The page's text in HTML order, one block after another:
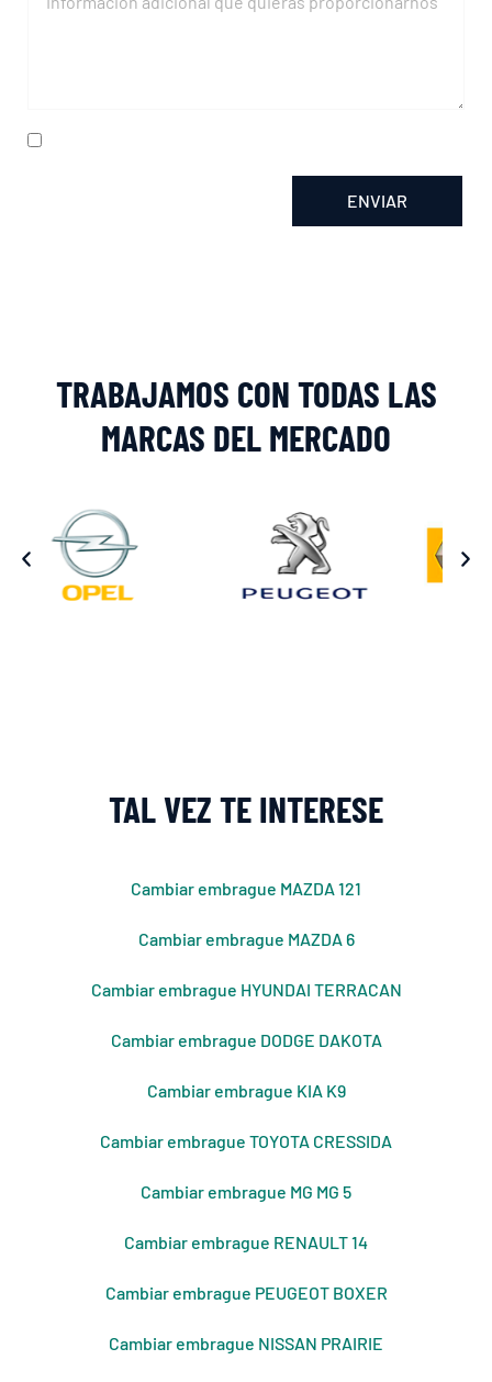
ENVIAR
TRABAJAMOS CON TODAS LAS
MARCAS DEL MERCADO
TAL VEZ TE INTERESE
Cambiar embrague MAZDA 121
Cambiar embrague MAZDA 6
Cambiar embrague HYUNDAI TERRACAN
Cambiar embrague DODGE DAKOTA
Cambiar embrague KIA K9
Cambiar embrague TOYOTA CRESSIDA
Cambiar embrague MG MG 5
Cambiar embrague RENAULT 14
Cambiar embrague PEUGEOT BOXER
Cambiar embrague NISSAN PRAIRIE